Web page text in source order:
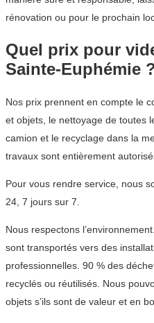
rénovation ou pour le prochain
Quel prix pour
Sainte-Euphémie
Nos prix prennent en compte le
et objets, le nettoyage de toutes
camion et le recyclage dans la
travaux sont entièrement
Pour vous rendre service, nous
24, 7 jours sur 7.
Nous respectons
sont transportés vers des
professionnelles. 90 % des
recyclés ou réutilisés. Nous
objets s’ils sont de valeur et en